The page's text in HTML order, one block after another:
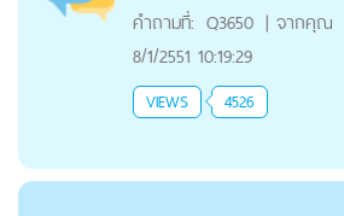
คำถามที่: Q3650 | จากคุณ
8/1/2551 10:19:29
VIEWS 4526